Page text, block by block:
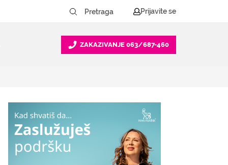
Prijavite se
ZAKAZIVANJE 063/687-460